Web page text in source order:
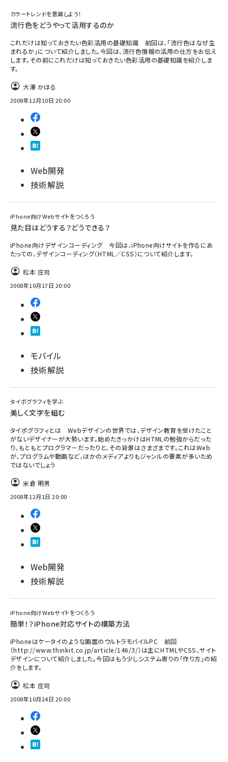
カラートレンドを意識しよう！
流行色をどうやって活用するのか
これだけは知っておきたい色彩活用の基礎知識 前回は、「流行色はなぜ生
まれるか」について紹介しました。今回は、流行色情報の活用の仕方をお伝え
します。その前にこれだけは知っておきたい色彩活用の基礎知識を紹介しま
す。
大澤 かほる
2008年12月10日 20:00
Web開発
技術解説
iPhone向けWebサイトをつくろう
見た目はどうする？どうできる？
iPhone向けデザインコーディング 今回は、iPhone向けサイトを作るにあ
たっての、デザインコーディング（HTML／CSS）について紹介します。
松本 庄司
2008年10月17日 20:00
モバイル
技術解説
タイポグラフィを学ぶ
美しく文字を組む
タイポグラフィとは Webデザインの世界では、デザイン教育を受けたこと
がないデザイナーが大勢います。始めたきっかけはHTMLの勉強からだった
り、もともとプログラマーだったりと、その背景はさまざまです。これはWeb
が、プログラムや動画など、ほかのメディアよりもジャンルの要素が多いため
ではないでしょう
米倉 明男
2008年12月1日 20:00
Web開発
技術解説
iPhone向けWebサイトをつくろう
簡単！？iPhone対応サイトの構築方法
iPhoneはケータイのような画面のウルトラモバイルPC 前回
（http://www.thinkit.co.jp/article/146/3/）は主にHTMLやCSS、サイト
デザインについて紹介しました。今回はもう少しシステム寄りの「作り方」の紹
介をします。
松本 庄司
2008年10月24日 20:00